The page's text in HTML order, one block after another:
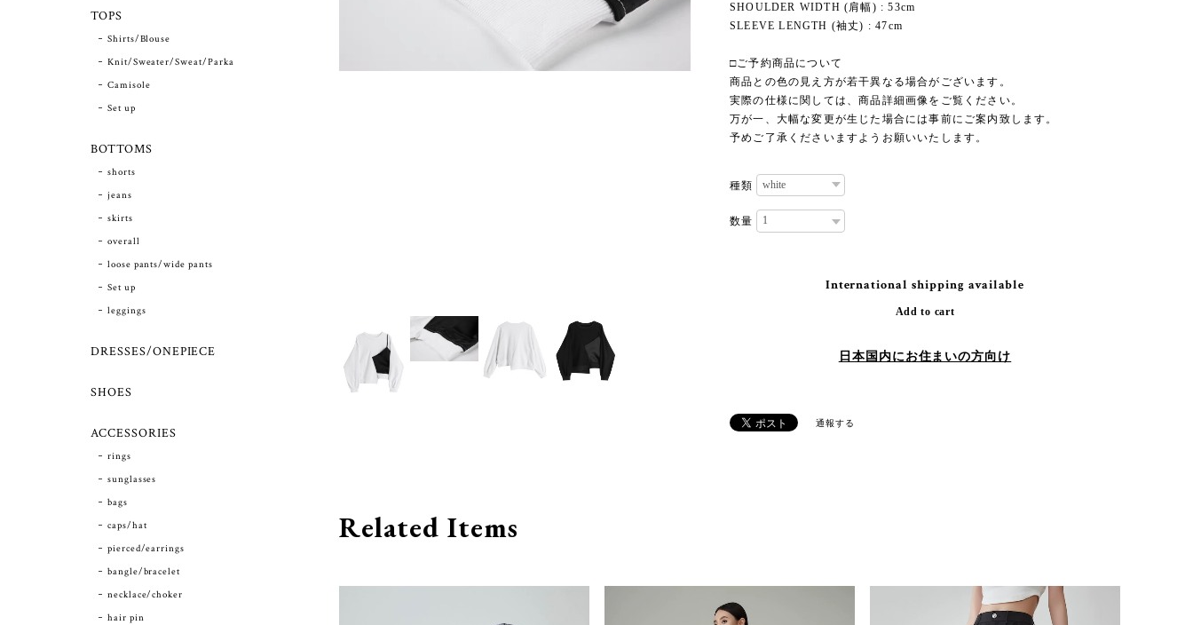
SHOULDER WIDTH (肩幅) : 53cm
SLEEVE LENGTH (袖丈) : 47cm
□ご予約商品について
商品との色の見え方が若干異なる場合がございます。
実際の仕様に関しては、商品詳細画像をご覧ください。
万が一、大幅な変更が生じた場合には事前にご案内致します。
予めご了承くださいますようお願いいたします。
種類
数量
International shipping available
Add to cart
日本国内にお住まいの方向け
通報する
Related Items
TOPS
Shirts/Blouse
Knit/Sweater/Sweat/Parka
Camisole
Set up
BOTTOMS
shorts
jeans
skirts
overall
loose pants/wide pants
Set up
leggings
DRESSES/ONEPIECE
SHOES
ACCESSORIES
rings
sunglasses
bags
caps/hat
pierced/earrings
bangle/bracelet
necklace/choker
hair pin